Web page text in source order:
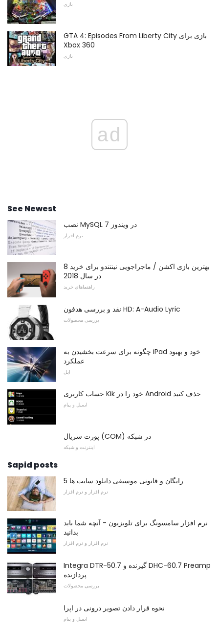
بازی
GTA 4: Episodes From Liberty City بازی برای
Xbox 360
بازی
ad
See Newest
نصب MySQL در ویندوز 7
نرم افزار
8 بهترین بازی اکشن / ماجراجویی نینتندو برای خرید
در سال 2018
راهنماهای خرید
نقد و بررسی هدفون HD: A-Audio Lyric
بررسی محصولات
چگونه برای سرعت بخشیدن به iPad خود و بهبود
عملکرد
اپل
حساب کاربری Kik خود را در Android حذف کنید
ایمیل و پیام
پورت سریال (COM) در شبکه
اینترنت و شبکه
Sapid posts
5 رایگان و قانونی موسیقی دانلود سایت ها
نرم افزار و نرم افزار
نرم افزار سامسونگ برای تلویزیون - آنچه شما باید
بدانید
نرم افزار و نرم افزار
Integra DTR-50.7 گیرنده و DHC-60.7 Preamp
پردازنده
بررسی محصولات
نحوه قرار دادن تصویر درونی در اپرا
ایمیل و پیام